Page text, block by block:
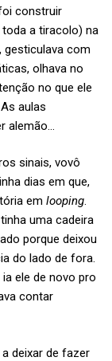
construir
a tiracolo) na
gesticulava com
olhava no
no que ele
aulas
alemão…
sinais, vovô
dias em que,
em looping.
uma cadeira
porque deixou
do lado de fora.
ia ele de novo pro
contar
deixar de fazer